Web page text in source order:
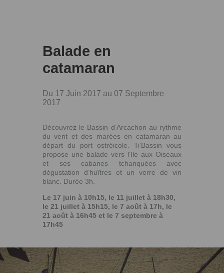
Balade en
catamaran
Du 17 Juin 2017 au 07 Septembre
2017
Découvrez le Bassin d’Arcachon au rythme
du vent et des marées en catamaran au
départ du port ostréicole. Ti’Bassin vous
propose une balade vers l’Ile aux Oiseaux
et ses cabanes tchanquées avec
dégustation d’huîtres et un verre de vin
blanc. Durée 3h.
Le 17 juin à 10h15, le 11 juillet à 18h30,
le 21 juillet à 15h15, le 7 août à 17h, le
21 août à 16h45 et le 7 septembre à
17h45